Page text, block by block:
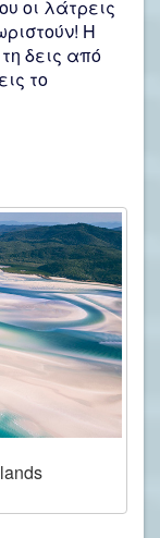
οι λάτρεις
Η
δεις από
το